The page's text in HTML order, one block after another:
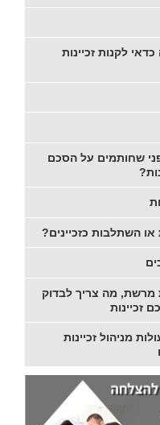
לקנות זכיינות
שחותמים על הסכם
השתלבות כזכיינים?
מרשת, מה צריך לבדוק
זכיינות
מניהול זכיינות